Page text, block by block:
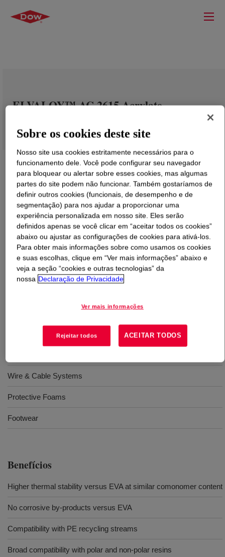
ELVALOY™ AC 2615 Acrylate
O que éELVALOY™ AC 2615 Acrylate Copolymer?
A copolymer of ethylene and ethyl acrylate. Available in
pellet form for use in conventional extrusion equipment
Wire & Cable Systems
Protective Foams
Footwear
Benefícios
Higher thermal stability versus EVA at similar comonomer content
No corrosive by-products versus EVA
Compatibility with PE recycling streams
Broad compatibility with polar and non-polar resins
Sobre os cookies deste site
Nosso site usa cookies estritamente necessários para o
funcionamento dele. Você pode configurar seu navegador
para bloquear ou alertar sobre esses cookies, mas algumas
partes do site podem não funcionar. Também gostaríamos de
definir outros cookies (funcionais, de desempenho e de
segmentação) para nos ajudar a proporcionar uma
experiência personalizada em nosso site. Eles serão
definidos apenas se você clicar em “aceitar todos os cookies”
abaixo ou ajustar as configurações de cookies para ativá-los.
Para obter mais informações sobre como usamos os cookies
e suas escolhas, clique em “Ver mais informações” abaixo e
veja a seção “cookies e outras tecnologias” da
nossa Declaração de Privacidade
Ver mais informações
Rejeitar todos ACEITAR TODOS